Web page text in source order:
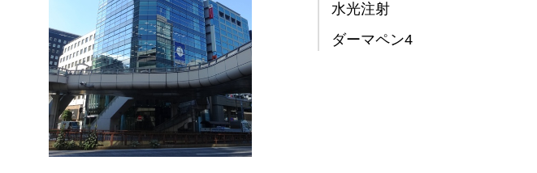
水光注射
ダーマペン4